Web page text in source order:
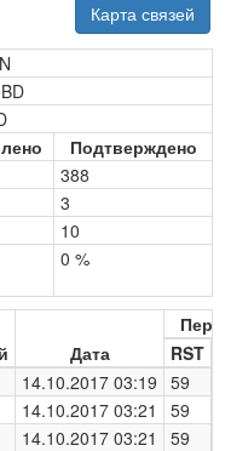
Карта связей
Подтверждено
388
3
10
0 %
Дата
RST
14.10.2017 03:19 59
14.10.2017 03:21 59
14.10.2017 03:21 59